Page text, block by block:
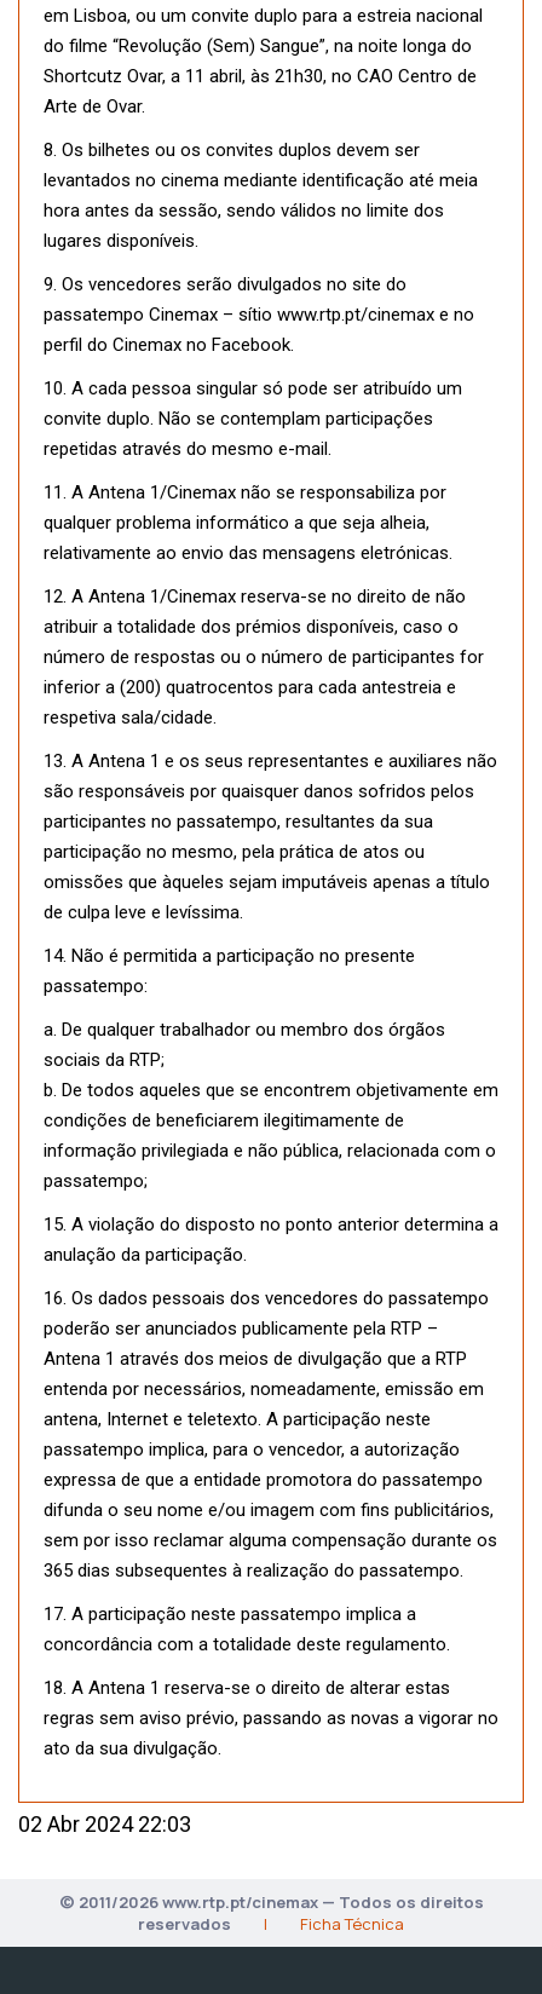
em Lisboa, ou um convite duplo para a estreia nacional
do filme “Revolução (Sem) Sangue”, na noite longa do
Shortcutz Ovar, a 11 abril, às 21h30, no CAO Centro de
Arte de Ovar.
8. Os bilhetes ou os convites duplos devem ser
levantados no cinema mediante identificação até meia
hora antes da sessão, sendo válidos no limite dos
lugares disponíveis.
9. Os vencedores serão divulgados no site do
passatempo Cinemax – sítio www.rtp.pt/cinemax e no
perfil do Cinemax no Facebook.
10. A cada pessoa singular só pode ser atribuído um
convite duplo. Não se contemplam participações
repetidas através do mesmo e-mail.
11. A Antena 1/Cinemax não se responsabiliza por
qualquer problema informático a que seja alheia,
relativamente ao envio das mensagens eletrónicas.
12. A Antena 1/Cinemax reserva-se no direito de não
atribuir a totalidade dos prémios disponíveis, caso o
número de respostas ou o número de participantes for
inferior a (200) quatrocentos para cada antestreia e
respetiva sala/cidade.
13. A Antena 1 e os seus representantes e auxiliares não
são responsáveis por quaisquer danos sofridos pelos
participantes no passatempo, resultantes da sua
participação no mesmo, pela prática de atos ou
omissões que àqueles sejam imputáveis apenas a título
de culpa leve e levíssima.
14. Não é permitida a participação no presente
passatempo:
a. De qualquer trabalhador ou membro dos órgãos
sociais da RTP;
b. De todos aqueles que se encontrem objetivamente em
condições de beneficiarem ilegitimamente de
informação privilegiada e não pública, relacionada com o
passatempo;
15. A violação do disposto no ponto anterior determina a
anulação da participação.
16. Os dados pessoais dos vencedores do passatempo
poderão ser anunciados publicamente pela RTP –
Antena 1 através dos meios de divulgação que a RTP
entenda por necessários, nomeadamente, emissão em
antena, Internet e teletexto. A participação neste
passatempo implica, para o vencedor, a autorização
expressa de que a entidade promotora do passatempo
difunda o seu nome e/ou imagem com fins publicitários,
sem por isso reclamar alguma compensação durante os
365 dias subsequentes à realização do passatempo.
17. A participação neste passatempo implica a
concordância com a totalidade deste regulamento.
18. A Antena 1 reserva-se o direito de alterar estas
regras sem aviso prévio, passando as novas a vigorar no
ato da sua divulgação.
02 Abr 2024 22:03
© 2011/2026 www.rtp.pt/cinemax — Todos os direitos
reservados
| Ficha Técnica